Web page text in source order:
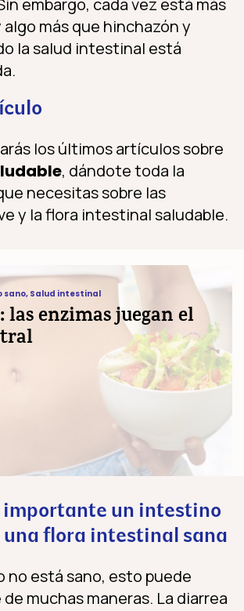
embargo, cada vez está más
más que hinchazón y
la salud intestinal está
los últimos artículos sobre
, dándote toda la
necesitas sobre las
y la flora intestinal saludable.
sano, Salud intestinal
las enzimas juegan el
enzimas juegan el papel
importante un intestino
una flora intestinal sana
no está sano, esto puede
muchas maneras. La diarrea